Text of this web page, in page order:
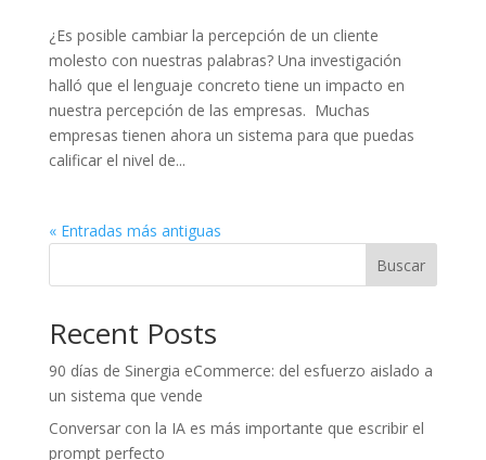
¿Es posible cambiar la percepción de un cliente
molesto con nuestras palabras? Una investigación
halló que el lenguaje concreto tiene un impacto en
nuestra percepción de las empresas. Muchas
empresas tienen ahora un sistema para que puedas
calificar el nivel de...
« Entradas más antiguas
Buscar
Recent Posts
90 días de Sinergia eCommerce: del esfuerzo aislado a
un sistema que vende
Conversar con la IA es más importante que escribir el
prompt perfecto